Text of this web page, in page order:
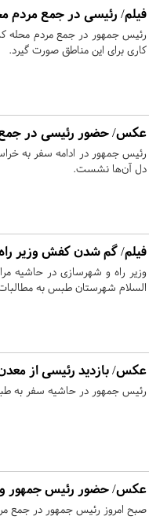
فیلم/ رئیسی در جمع مردم
رئیس جمهور در جمع مردم محله
کاری برای این مناطق صورت گیرد.
عکس/ حضور رئیسی در جمع
رئیس جمهور در ادامه سفر به
دل آن‌ها نشست.
فیلم/ گم شدن کفش وزیر
وزیر راه و شهرسازی در حاشیه
السلام شهرستان طبس به
عکس/ بازدید رئیسی از
رئیس جمهور در حاشیه سفر به
عکس/ حضور رئیس جمهور
صبح امروز رئیس جمهور در جمع